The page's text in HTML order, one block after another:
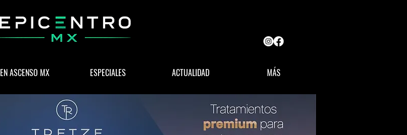
EN ASCENSO MX ESPECIALES ACTUALIDAD MÁS